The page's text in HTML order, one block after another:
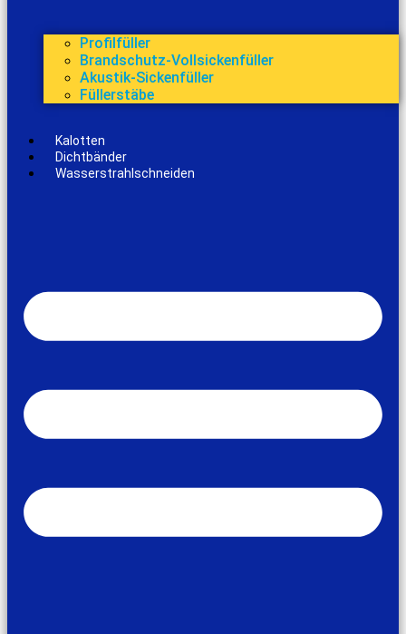
Profilfüller
Brandschutz-Vollsickenfüller
Akustik-Sickenfüller
Füllerstäbe
Kalotten
Dichtbänder
Wasserstrahlschneiden